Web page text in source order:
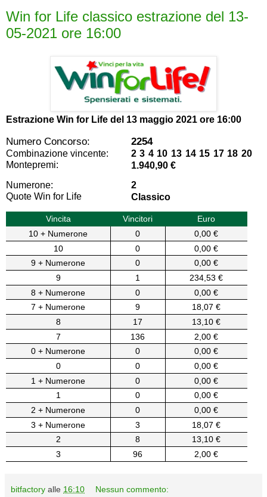
Win for Life classico estrazione del 13-
05-2021 ore 16:00
Estrazione Win for Life del 13 maggio 2021 ore 16:00
Numero Concorso: 2254
Combinazione vincente:
2 3 4 10 13 14 15 17 18 20
Montepremi:
1.940,90 €
Numerone:
2
Quote Win for Life
Classico
Vincita Vincitori
Euro
10 + Numerone
0
0,00 €
10
0
0,00 €
9 + Numerone
0
0,00 €
9
1
234,53 €
8 + Numerone
0
0,00 €
7 + Numerone
9
18,07 €
8
17
13,10 €
7
136
2,00 €
0 + Numerone
0
0,00 €
0
0
0,00 €
1 + Numerone
0
0,00 €
1
0
0,00 €
2 + Numerone
0
0,00 €
3 + Numerone
3
18,07 €
2
8
13,10 €
3
96 2,00 €
bitfactory alle 16:10 Nessun commento: